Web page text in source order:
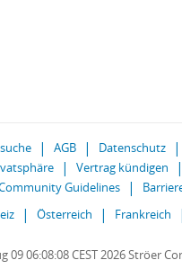
AGB Datenschutz
Vertrag kündigen
Guidelines
Österreich Frankreich
09 06:08:08 CEST 2026 Ströer